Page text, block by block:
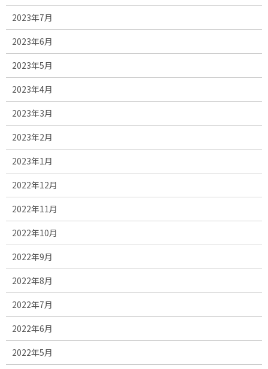
2023年7月
2023年6月
2023年5月
2023年4月
2023年3月
2023年2月
2023年1月
2022年12月
2022年11月
2022年10月
2022年9月
2022年8月
2022年7月
2022年6月
2022年5月